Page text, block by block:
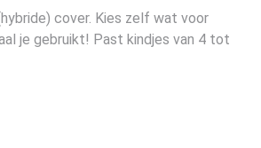
cover. Kies zelf wat voor
je gebruikt! Past kindjes van 4 tot